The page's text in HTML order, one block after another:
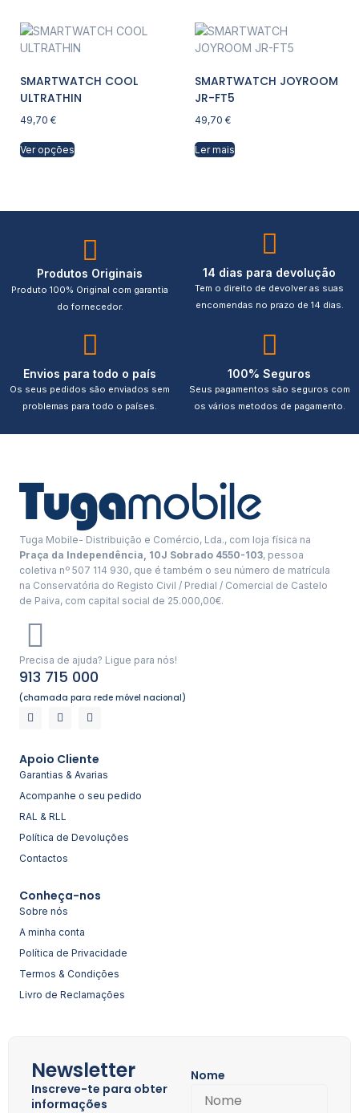
SMARTWATCH COOL
ULTRATHIN
49,70 €
Ver opções
SMARTWATCH JOYROOM
JR-FT5
49,70 €
Ler mais
Produtos Originais
Produto 100% Original com garantia
do fornecedor.
14 dias para devolução
Tem o direito de devolver as suas
encomendas no prazo de 14 dias.
Envios para todo o país
Os seus pedidos são enviados sem
problemas para todo o países.
100% Seguros
Seus pagamentos são seguros com
os vários metodos de pagamento.
Tuga Mobile- Distribuição e Comércio, Lda., com loja física na
Praça da Independência, 10J Sobrado 4550-103, pessoa
coletiva nº 507 114 930, que é também o seu número de matrícula
na Conservatória do Registo Civil / Predial / Comercial de Castelo
de Paiva, com capital social de 25.000,00€.
Precisa de ajuda? Ligue para nós!
913 715 000
(chamada para rede móvel nacional)
Apoio Cliente
Garantias & Avarias
Acompanhe o seu pedido
RAL & RLL
Política de Devoluções
Contactos
Conheça-nos
Sobre nós
A minha conta
Política de Privacidade
Termos & Condições
Livro de Reclamações
Newsletter
Inscreve-te para obter
informações
Nome